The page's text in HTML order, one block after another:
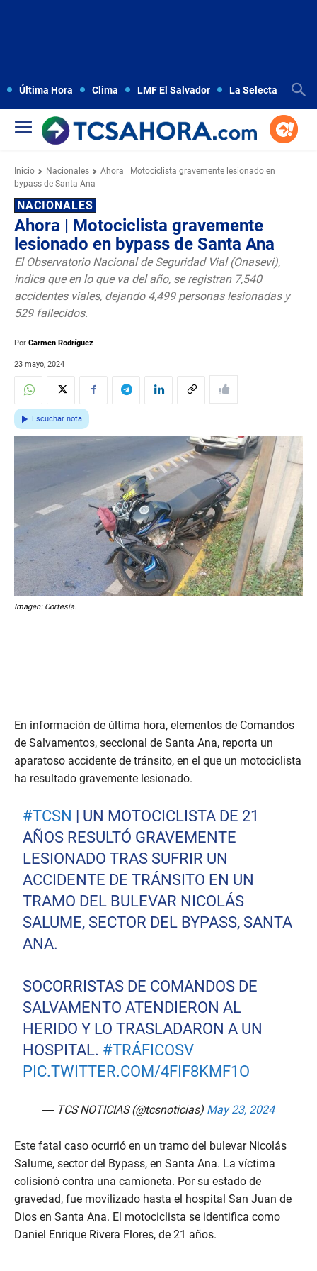
Última Hora Clima LMF El Salvador La Selecta
Inicio Nacionales
Ahora | Motociclista gravemente lesionado en
bypass de Santa Ana
NACIONALES
Ahora | Motociclista gravemente
lesionado en bypass de Santa Ana
El Observatorio Nacional de Seguridad Vial (Onasevi),
indica que en lo que va del año, se registran 7,540
accidentes viales, dejando 4,499 personas lesionadas y
529 fallecidos.
Por Carmen Rodríguez
23 mayo, 2024
Escuchar nota
Imagen: Cortesía.
En información de última hora, elementos de Comandos
de Salvamentos, seccional de Santa Ana, reporta un
aparatoso accidente de tránsito, en el que un motociclista
ha resultado gravemente lesionado.
#TCSN | UN MOTOCICLISTA DE 21
AÑOS RESULTÓ GRAVEMENTE
LESIONADO TRAS SUFRIR UN
ACCIDENTE DE TRÁNSITO EN UN
TRAMO DEL BULEVAR NICOLÁS
SALUME, SECTOR DEL BYPASS, SANTA
ANA.
SOCORRISTAS DE COMANDOS DE
SALVAMENTO ATENDIERON AL
HERIDO Y LO TRASLADARON A UN
HOSPITAL. #TRÁFICOSV
PIC.TWITTER.COM/4FIF8KMF1O
— TCS NOTICIAS (@tcsnoticias) May 23, 2024
Este fatal caso ocurrió en un tramo del bulevar Nicolás
Salume, sector del Bypass, en Santa Ana. La víctima
colisionó contra una camioneta. Por su estado de
gravedad, fue movilizado hasta el hospital San Juan de
Dios en Santa Ana. El motociclista se identifica como
Daniel Enrique Rivera Flores, de 21 años.